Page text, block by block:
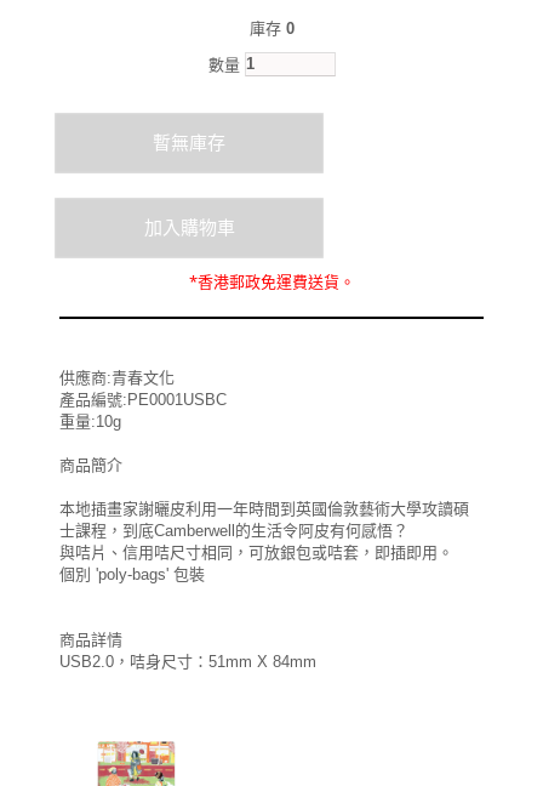
庫存 0
數量
*香港郵政免運費送貨。
供應商:青春文化
產品編號:PE0001USBC
重量:10g
商品簡介
本地插畫家謝曬皮利用一年時間到英國倫敦藝術大學攻讀碩
士課程，到底Camberwell的生活令阿皮有何感悟？
與咭片、信用咭尺寸相同，可放銀包或咭套，即插即用。
個別 'poly-bags' 包裝
商品詳情
USB2.0，咭身尺寸：51mm X 84mm